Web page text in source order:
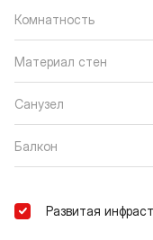
Комнатность
Материал стен
Санузел
Балкон
Развитая